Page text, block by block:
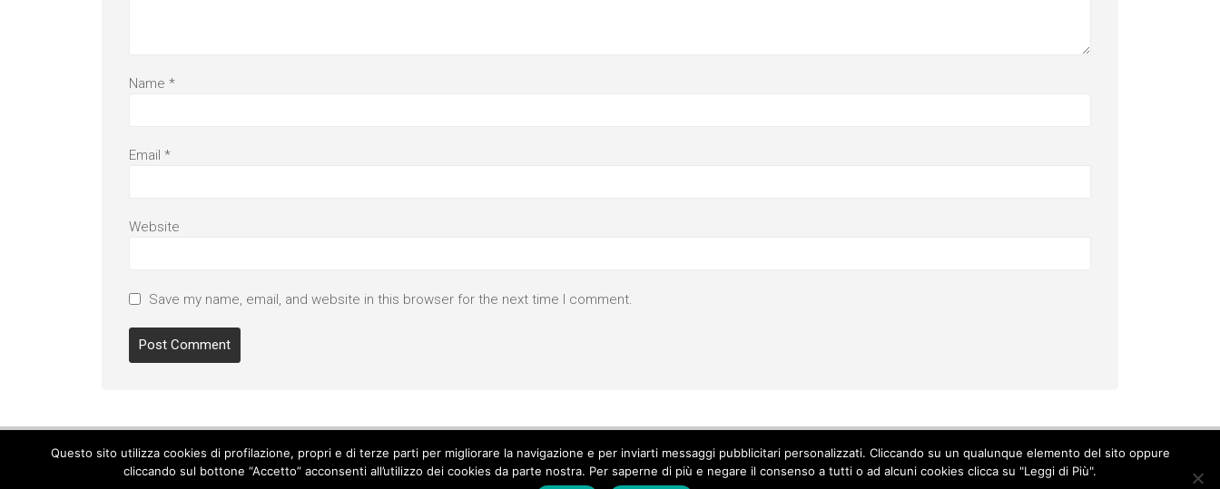
Name *
Email *
Website
Save my name, email, and website in this browser for the next time I comment.
Cookie Policy-Privacy Policy
Questo sito utilizza cookies di profilazione, propri e di terze parti per migliorare la navigazione e per inviarti messaggi pubblicitari personalizzati. Cliccando su un qualunque elemento del sito oppure
cliccando sul bottone “Accetto” acconsenti all’utilizzo dei cookies da parte nostra. Per saperne di più e negare il consenso a tutti o ad alcuni cookies clicca su "Leggi di Più".